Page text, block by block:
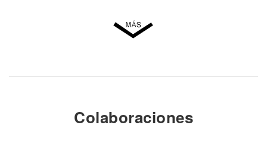
Colaboraciones